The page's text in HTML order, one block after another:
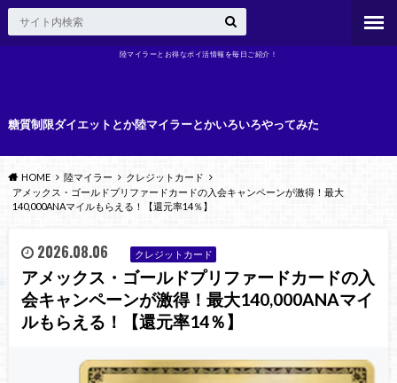
陸マイラーとお得なポイ活情報を毎日ご紹介！
糖質制限ダイエットとか陸マイラーとかいろいろやってみた
HOME 陸マイラー
クレジットカード
アメックス・ゴールドプリファードカードの入会キャンペーンが激得！最大
140,000ANAマイルもらえる！【還元率14％】
2026.08.06 クレジットカード
アメックス・ゴールドプリファードカードの入
会キャンペーンが激得！最大140,000ANAマイ
ルもらえる！【還元率14％】